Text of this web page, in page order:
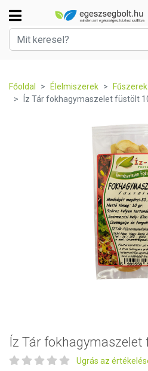
Főoldal Élelmiszerek
Fűszerek
Íz Tár fokhagymaszelet füstölt
Íz Tár fokhagymaszelet
Ugrás az